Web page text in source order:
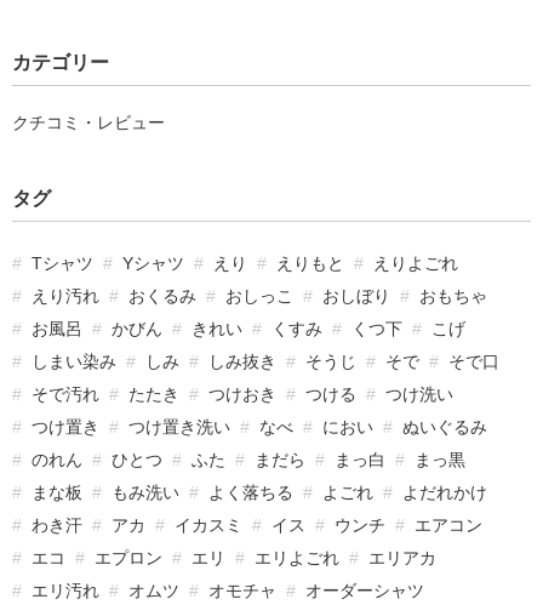
カテゴリー
クチコミ・レビュー
タグ
Tシャツ Yシャツ えり えりもと
えりよごれ
えり汚れ
おくるみ おしっこ おしぼり
おもちゃ
お風呂
かびん きれい くすみ くつ下
こげ
しまい染み
しみ しみ抜き そうじ そで
そで口
そで汚れ
たたき つけおき つける
つけ洗い
つけ置き
つけ置き洗い なべ におい
ぬいぐるみ
のれん
ひとつ ふた まだら まっ白
まっ黒
まな板
もみ洗い よく落ちる よごれ
よだれかけ
わき汗
アカ イカスミ イス ウンチ
エアコン
エコ
エプロン エリ エリよごれ
エリアカ
エリ汚れ
オムツ オモチャ
オーダーシャツ